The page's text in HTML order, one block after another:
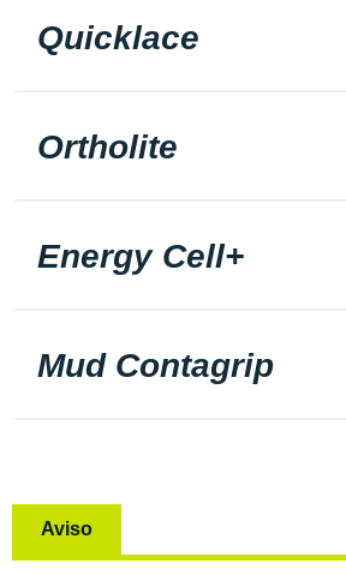
Quicklace
Ortholite
Energy Cell+
Mud Contagrip
Aviso